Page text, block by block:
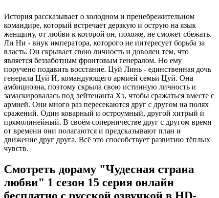
История рассказывает о холодном и пренебрежительном
командире, который встречает дерзкую и острую на язык
женщину, от любви к которой он, похоже, не сможет сбежать.
Ли Ни - внук императора, которого не интересует борьба за
власть. Он скрывает свою личность и доволен тем, что
является беззаботным фронтовым генералом. Но ему
поручено подавить восстание. Цуй Линь - единственная дочь
генерала Цуй И, командующего армией семьи Цуй. Она
амбициозна, поэтому скрыла свою истинную личность и
замаскировалась под лейтенанта Хэ, чтобы сражаться вместе с
армией. Они много раз пересекаются друг с другом на полях
сражений. Один коварный и остроумный, другой хитрый и
прямолинейный. В своём соперничестве друг с другом время
от времени они полагаются и предсказывают план и
движение друг друга. Всё это способствует развитию тёплых
чувств.
Смотреть дораму "Чудесная страна
любви" 1 сезон 15 серия онлайн
бесплатно с русской озвучкой в HD-